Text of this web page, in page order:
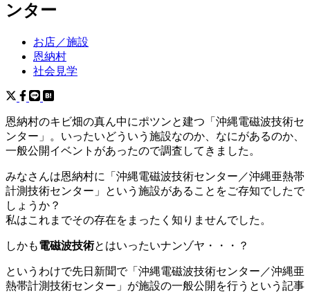
ンター
お店／施設
恩納村
社会見学
恩納村のキビ畑の真ん中にポツンと建つ「沖縄電磁波技術セ
ンター」。いったいどういう施設なのか、なにがあるのか、
一般公開イベントがあったので調査してきました。
みなさんは恩納村に「沖縄電磁波技術センター／沖縄亜熱帯
計測技術センター」という施設があることをご存知でしたで
しょうか？
私はこれまでその存在をまったく知りませんでした。
しかも電磁波技術とはいったいナンゾヤ・・・？
というわけで先日新聞で「沖縄電磁波技術センター／沖縄亜
熱帯計測技術センター」が施設の一般公開を行うという記事